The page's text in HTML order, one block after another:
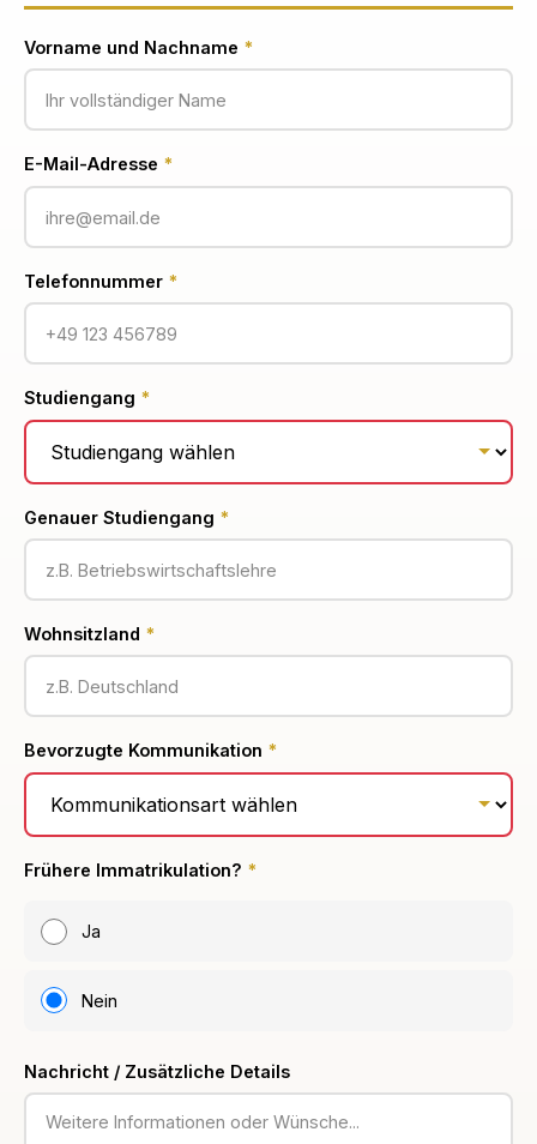
Vorname und Nachname *
E-Mail-Adresse *
Telefonnummer *
Studiengang *
Genauer Studiengang *
Wohnsitzland *
Bevorzugte Kommunikation *
Frühere Immatrikulation? *
Ja
Nein
Nachricht / Zusätzliche Details